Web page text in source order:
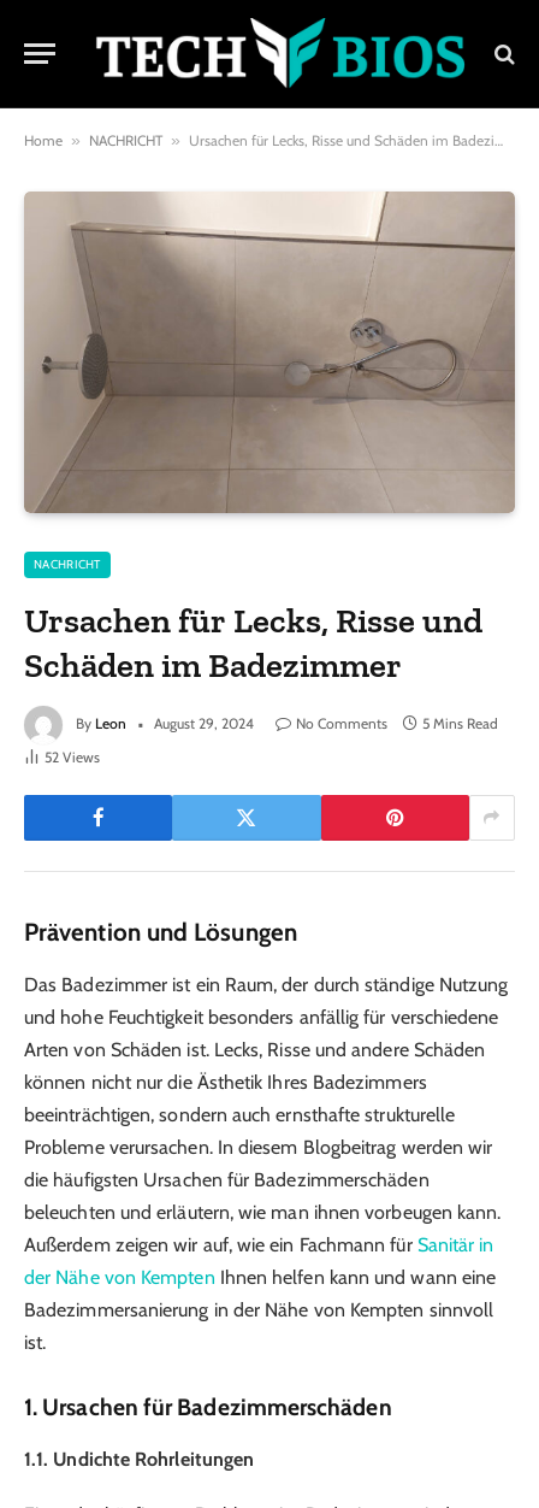
Home » NACHRICHT » Ursachen für Lecks, Risse und Schäden im Badezimmer
NACHRICHT
Ursachen für Lecks, Risse und
Schäden im Badezimmer
By Leon August 29, 2024 No Comments
5 Mins Read
52 Views
Prävention und Lösungen
Das Badezimmer ist ein Raum, der durch ständige Nutzung
und hohe Feuchtigkeit besonders anfällig für verschiedene
Arten von Schäden ist. Lecks, Risse und andere Schäden
können nicht nur die Ästhetik Ihres Badezimmers
beeinträchtigen, sondern auch ernsthafte strukturelle
Probleme verursachen. In diesem Blogbeitrag werden wir
die häufigsten Ursachen für Badezimmer­schäden
beleuchten und erläutern, wie man ihnen vorbeugen kann.
Außerdem zeigen wir auf, wie ein Fachmann für Sanitär in
der Nähe von Kempten Ihnen helfen kann und wann eine
Badezimmer­sanierung in der Nähe von Kempten sinnvoll
ist.
1. Ursachen für Badezimmer­schäden
1.1. Undichte Rohrleitungen